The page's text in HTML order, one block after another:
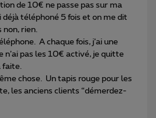
de 10€ ne passe pas sur ma
déjà téléphoné 5 fois et on me dit
rien.
A chaque fois, j’ai une
n’ai pas les 10€ activé, je quitte
faite.
chose. Un tapis rouge pour les
les anciens clients “démerdez-